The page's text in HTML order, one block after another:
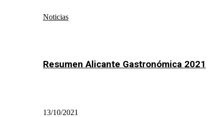
Noticias
Resumen Alicante Gastronómica 2021
13/10/2021